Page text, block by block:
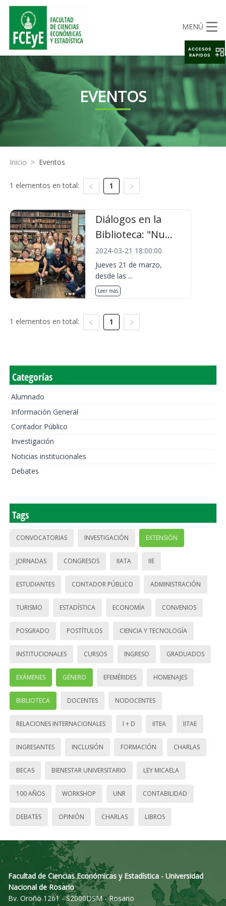
MENÚ
EVENTOS
Inicio > Eventos
1 elementos en total: 1
Diálogos en la
Biblioteca: "Nu...
2024-03-21 18:00:00
Jueves 21 de marzo,
desde las ...
Leer más
1 elementos en total: 1
Categorías
Alumnado
Información General
Contador Público
Investigación
Noticias institucionales
Debates
Tags
CONVOCATORIAS INVESTIGACIÓN EXTENSIÓN
JORNADAS CONGRESOS IIATA IIE
ESTUDIANTES CONTADOR PÚBLICO ADMINISTRACIÓN
TURISMO ESTADÍSTICA ECONOMÍA CONVENIOS
POSGRADO POSTÍTULOS CIENCIA Y TECNOLOGÍA
INSTITUCIONALES CURSOS INGRESO GRADUADOS
EXÁMENES GÉNERO EFEMÉRIDES HOMENAJES
BIBLIOTECA DOCENTES NODOCENTES
RELACIONES INTERNACIONALES I + D IITEA IITAE
INGRESANTES INCLUSIÓN FORMACIÓN CHARLAS
BECAS BIENESTAR UNIVERSITARIO LEY MICAELA
100 AÑOS WORKSHOP UNR CONTABILIDAD
DEBATES OPINIÓN CHARLAS LIBROS
Facultad de Ciencias Económicas y Estadística - Universidad
Nacional de Rosario
Bv. Oroño 1261 - S2000DSM - Rosario
ACCESOS
RAPIDOS